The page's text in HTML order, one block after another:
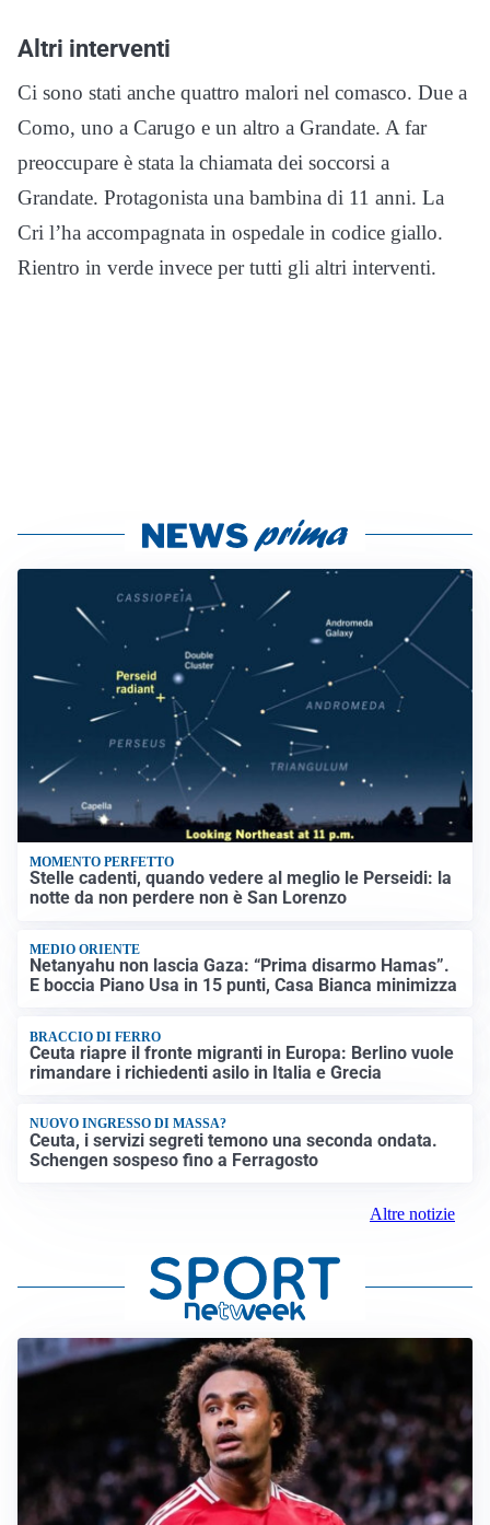
Altri interventi
Ci sono stati anche quattro malori nel comasco. Due a
Como, uno a Carugo e un altro a Grandate. A far
preoccupare è stata la chiamata dei soccorsi a
Grandate. Protagonista una bambina di 11 anni. La
Cri l’ha accompagnata in ospedale in codice giallo.
Rientro in verde invece per tutti gli altri interventi.
MOMENTO PERFETTO
Stelle cadenti, quando vedere al meglio le Perseidi: la
notte da non perdere non è San Lorenzo
MEDIO ORIENTE
Netanyahu non lascia Gaza: “Prima disarmo Hamas”.
E boccia Piano Usa in 15 punti, Casa Bianca minimizza
BRACCIO DI FERRO
Ceuta riapre il fronte migranti in Europa: Berlino vuole
rimandare i richiedenti asilo in Italia e Grecia
NUOVO INGRESSO DI MASSA?
Ceuta, i servizi segreti temono una seconda ondata.
Schengen sospeso fino a Ferragosto
Altre notizie